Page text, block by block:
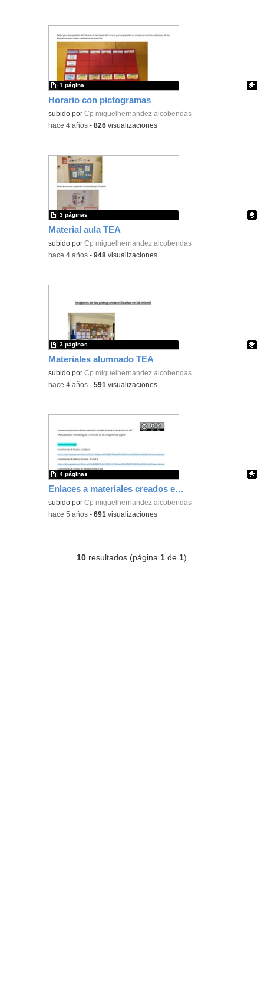
Horario con pictogramas
Contenido educativo.
subido porCp miguelhernandez alcobendas
1 página
-hace 4 años -826 visualizaciones
Material aula TEA
Contenido educativo.
subido porCp miguelhernandez alcobendas
3 páginas
-hace 4 años -948 visualizaciones
Materiales alumnado TEA
Contenido educativo.
subido porCp miguelhernandez alcobendas
3 páginas
-hace 4 años -591 visualizaciones
Enlaces a materiales creados en PFC.
Contenido educativo.
subido porCp miguelhernandez alcobendas
4 páginas
-hace 5 años -691 visualizaciones
10 resultados (página 1 de 1)